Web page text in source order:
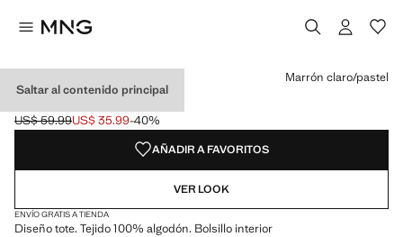
Saltar al contenido principal
BOLSO TOTE ALGODÓN
Precio inicial tachado [US$ 59.99 ]
US$ 59.99
Precio actual [US$ 35.99 ]
US$ 35.99-40%
Selecciona un color
Color Negro
Color KhakiColor Marrón claro/pastel seleccionado
Marrón claro/pastel
AÑADIR A FAVORITOS
VER LOOK
ENVÍO GRATIS A TIENDA
Diseño tote. Tejido 100% algodón. Bolsillo interior